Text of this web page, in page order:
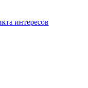
интересов